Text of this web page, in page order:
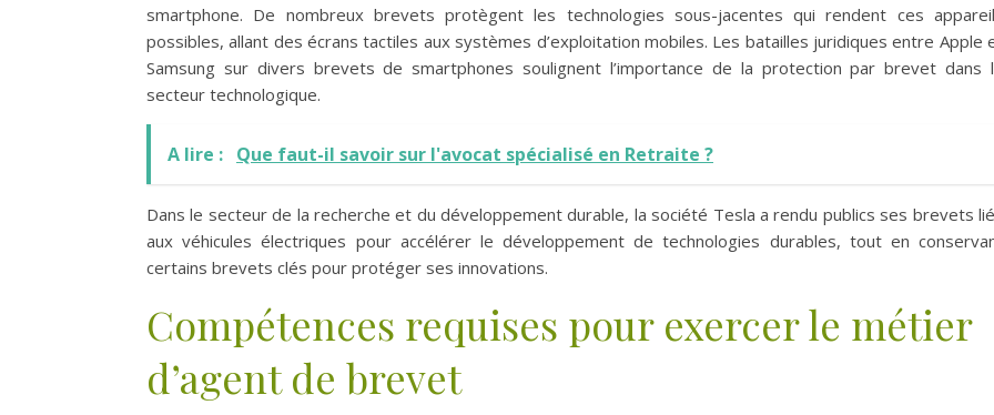
smartphone. De nombreux brevets protègent les technologies sous-jacentes qui rendent ces
possibles, allant des écrans tactiles aux systèmes d’exploitation mobiles. Les batailles juridiques entre Apple
Samsung sur divers brevets de smartphones soulignent l’importance de la protection par brevet dans
secteur technologique.
A lire : Que faut-il savoir sur l'avocat spécialisé en Retraite ?
Dans le secteur de la recherche et du développement durable, la société Tesla a rendu publics ses brevets
aux véhicules électriques pour accélérer le développement de technologies durables, tout en
certains brevets clés pour protéger ses innovations.
Compétences requises pour exercer le métier
d’agent de brevet